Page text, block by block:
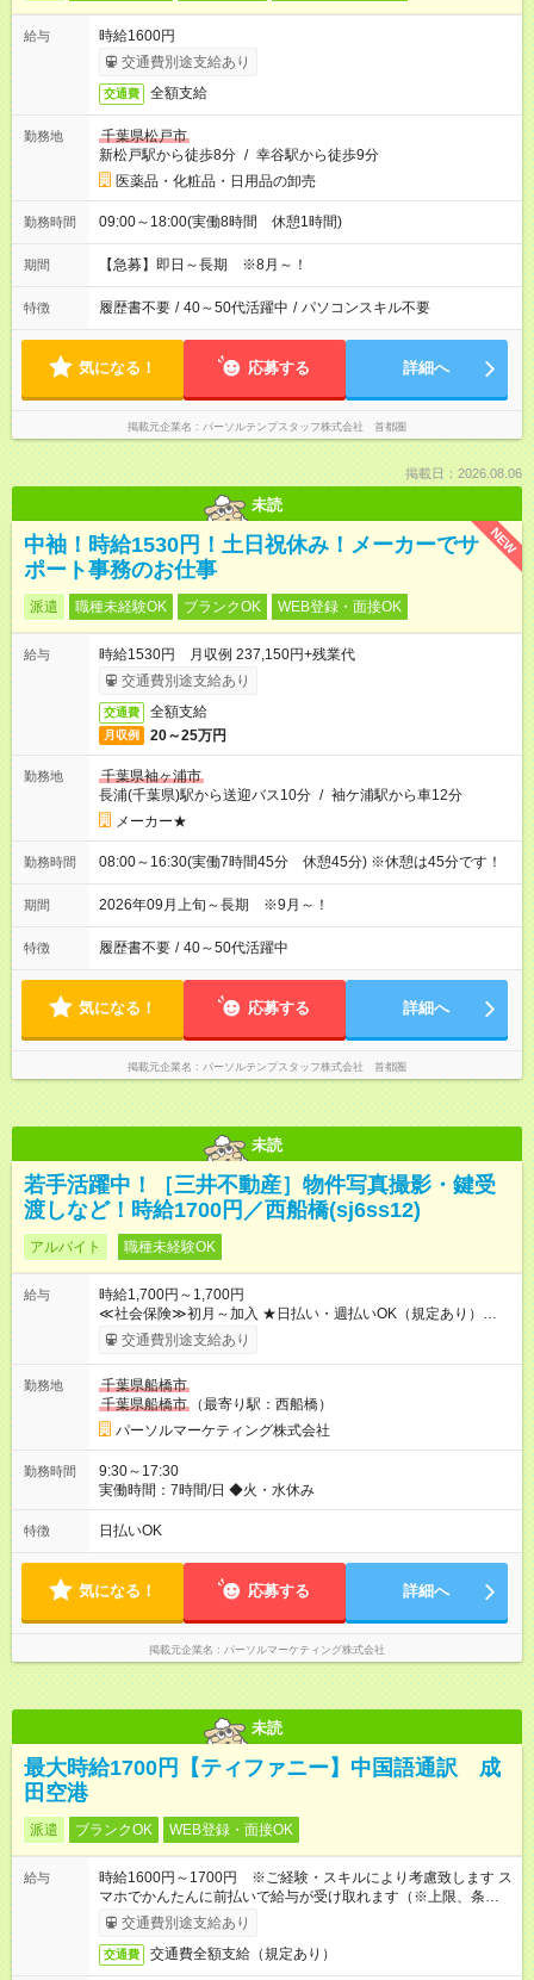
給与
時給1600円
交通費別途支給あり
交通費 全額支給
勤務地
千葉県松戸市
新松戸駅から徒歩8分 / 幸谷駅から徒歩9分
医薬品・化粧品・日用品の卸売
勤務時間 09:00～18:00(実働8時間 休憩1時間)
期間 【急募】即日～長期 ※8月～！
特徴 履歴書不要 / 40～50代活躍中 / パソコンスキル不要
気になる！ 応募する 詳細へ
掲載元企業名 パーソルテンプスタッフ株式会社 首都圏
掲載日：2026.08.06
未読
NEW
中袖！時給1530円！土日祝休み！メーカーでサ
ポート事務のお仕事
派遣 職種未経験OK ブランクOK WEB登録・面接OK
給与
時給1530円 月収例 237,150円+残業代
交通費別途支給あり
交通費 全額支給
月収例 20～25万円
勤務地
千葉県袖ヶ浦市
長浦(千葉県)駅から送迎バス10分 / 袖ケ浦駅から車12分
メーカー★
勤務時間 08:00～16:30(実働7時間45分 休憩45分) ※休憩は45分です！
期間 2026年09月上旬～長期 ※9月～！
特徴 履歴書不要 / 40～50代活躍中
気になる！ 応募する 詳細へ
掲載元企業名 パーソルテンプスタッフ株式会社 首都圏
未読
若手活躍中！［三井不動産］物件写真撮影・鍵受
渡しなど！時給1700円／西船橋(sj6ss12)
アルバイト 職種未経験OK
給与
時給1,700円～1,700円
≪社会保険≫初月～加入 ★日払い・週払いOK（規定あり）
【試用期間】試用期間なし
交通費別途支給あり
勤務地
千葉県船橋市
千葉県船橋市
（最寄り駅：西船橋）
パーソルマーケティング株式会社
勤務時間
9:30～17:30
実働時間：7時間/日 ◆火・水休み
特徴 日払いOK
気になる！ 応募する 詳細へ
掲載元企業名 パーソルマーケティング株式会社
未読
最大時給1700円【ティファニー】中国語通訳 成
田空港
派遣 ブランクOK WEB登録・面接OK
給与
時給1600円～1700円 ※ご経験・スキルにより考慮致します ス
マホでかんたんに前払いで給与が受け取れます（※上限、条件
あり）交通費別途支給あり
交通費 交通費全額支給（規定あり）